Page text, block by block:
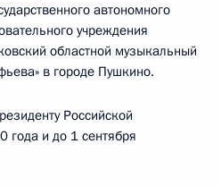
автономного
учреждения
областной музыкальный
в городе Пушкино.
Российской
и до 1 сентября